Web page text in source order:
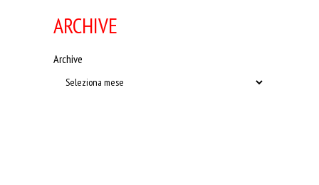
ARCHIVE
Archive